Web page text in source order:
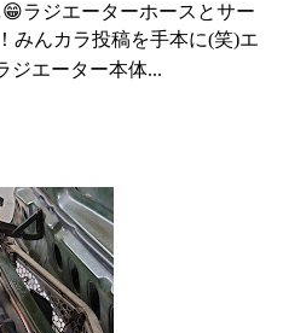
ラジエーターホースとサー
みんカラ投稿を手本に(笑)エ
ジエーター本体...